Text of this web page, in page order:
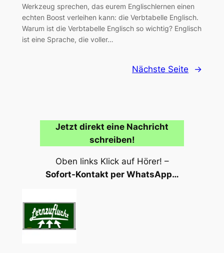
Werkzeug sprechen, das eurem Englischlernen einen
echten Boost verleihen kann: die Verbtabelle Englisch.
Warum ist die Verbtabelle Englisch so wichtig? Englisch
ist eine Sprache, die voller…
Nächste Seite →
Jetzt direkt eine Nachricht
schreiben!
Oben links Klick auf Hörer! –
Sofort-Kontakt per WhatsApp…